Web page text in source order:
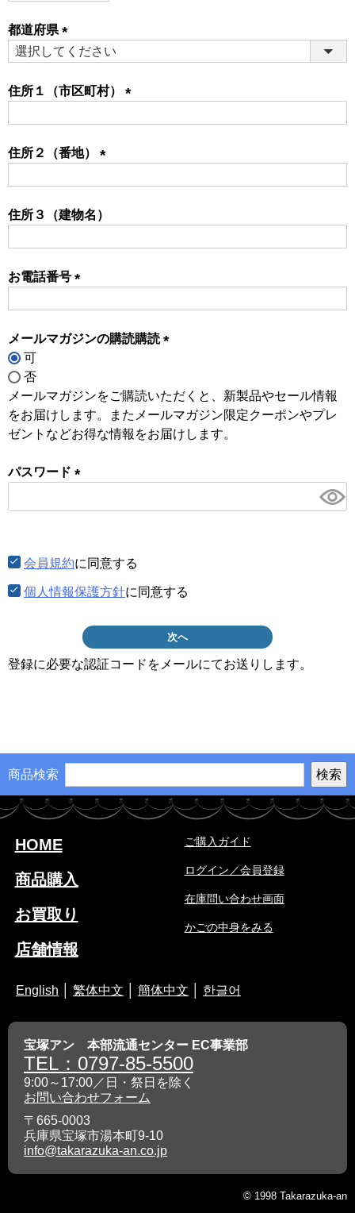
都道府県
(必
住所１（市区町村）
住所２（番地）
住所３（建物名）
お電話番号
メールマガジンの購読購読
可
否
メールマガジンをご購読いただくと、新製品やセール情報
をお届けします。またメールマガジン限定クーポンやプレ
ゼントなどお得な情報をお届けします。
パスワード
須)
会員規約に同意する
個人情報保護方針に同意する
次へ
登録に必要な認証コードをメールにてお送りします。
商品検索
HOME
商品購入
お買取り
店舗情報
ご購入ガイド
ログイン／会員登録
在庫問い合わせ画面
かごの中身をみる
English 繁体中文 簡体中文 한글어
宝塚アン 本部流通センター EC事業部
TEL：0797-85-5500
9:00～17:00／日・祭日を除く
お問い合わせフォーム
〒665-0003
兵庫県宝塚市湯本町9-10
info@takarazuka-an.co.jp
© 1998 Takarazuka-an